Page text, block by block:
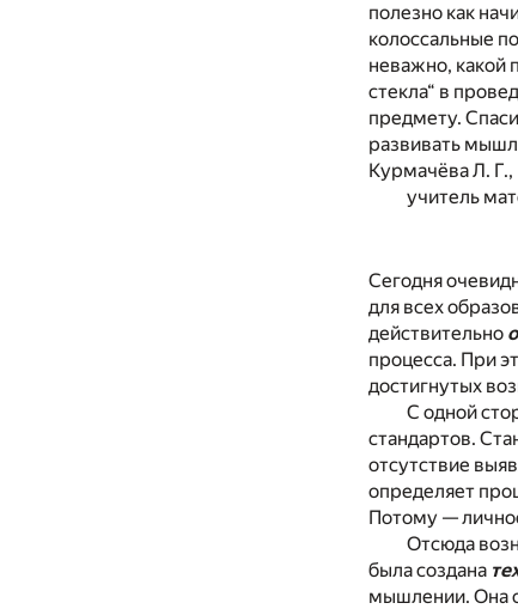
полезно как
колоссальные
неважно, какой
стекла“ в
предмету.
развивать
Курмачёва Л. Г.,
учитель
Сегодня
для всех
действительно
процесса. При
достигнутых
С одной
стандартов.
отсутствие
определяет
Потому —
Отсюда
была создана
мышлении. Она